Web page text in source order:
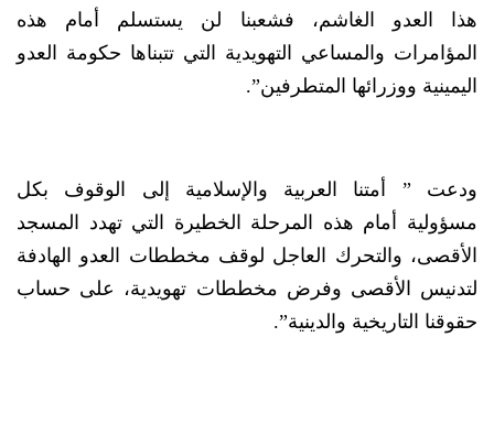
هذا العدو الغاشم، فشعبنا لن يستسلم أمام هذه
المؤامرات والمساعي التهويدية التي تتبناها حكومة العدو
اليمينية ووزرائها المتطرفين”.
ودعت ” أمتنا العربية والإسلامية إلى الوقوف بكل
مسؤولية أمام هذه المرحلة الخطيرة التي تهدد المسجد
الأقصى، والتحرك العاجل لوقف مخططات العدو الهادفة
لتدنيس الأقصى وفرض مخططات تهويدية، على حساب
حقوقنا التاريخية والدينية”.